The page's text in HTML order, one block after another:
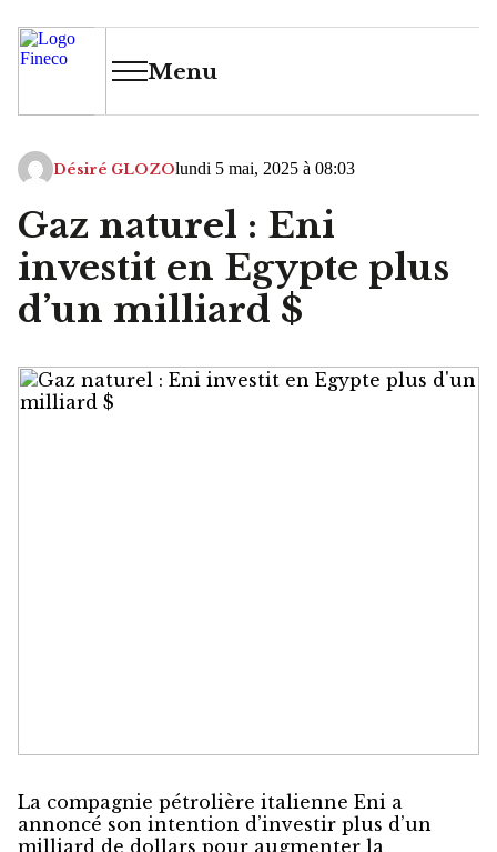
Menu
Désiré GLOZOlundi 5 mai, 2025 à 08:03
Gaz naturel : Eni
investit en Egypte plus
d’un milliard $
La compagnie pétrolière italienne Eni a
annoncé son intention d’investir plus d’un
milliard de dollars pour augmenter la